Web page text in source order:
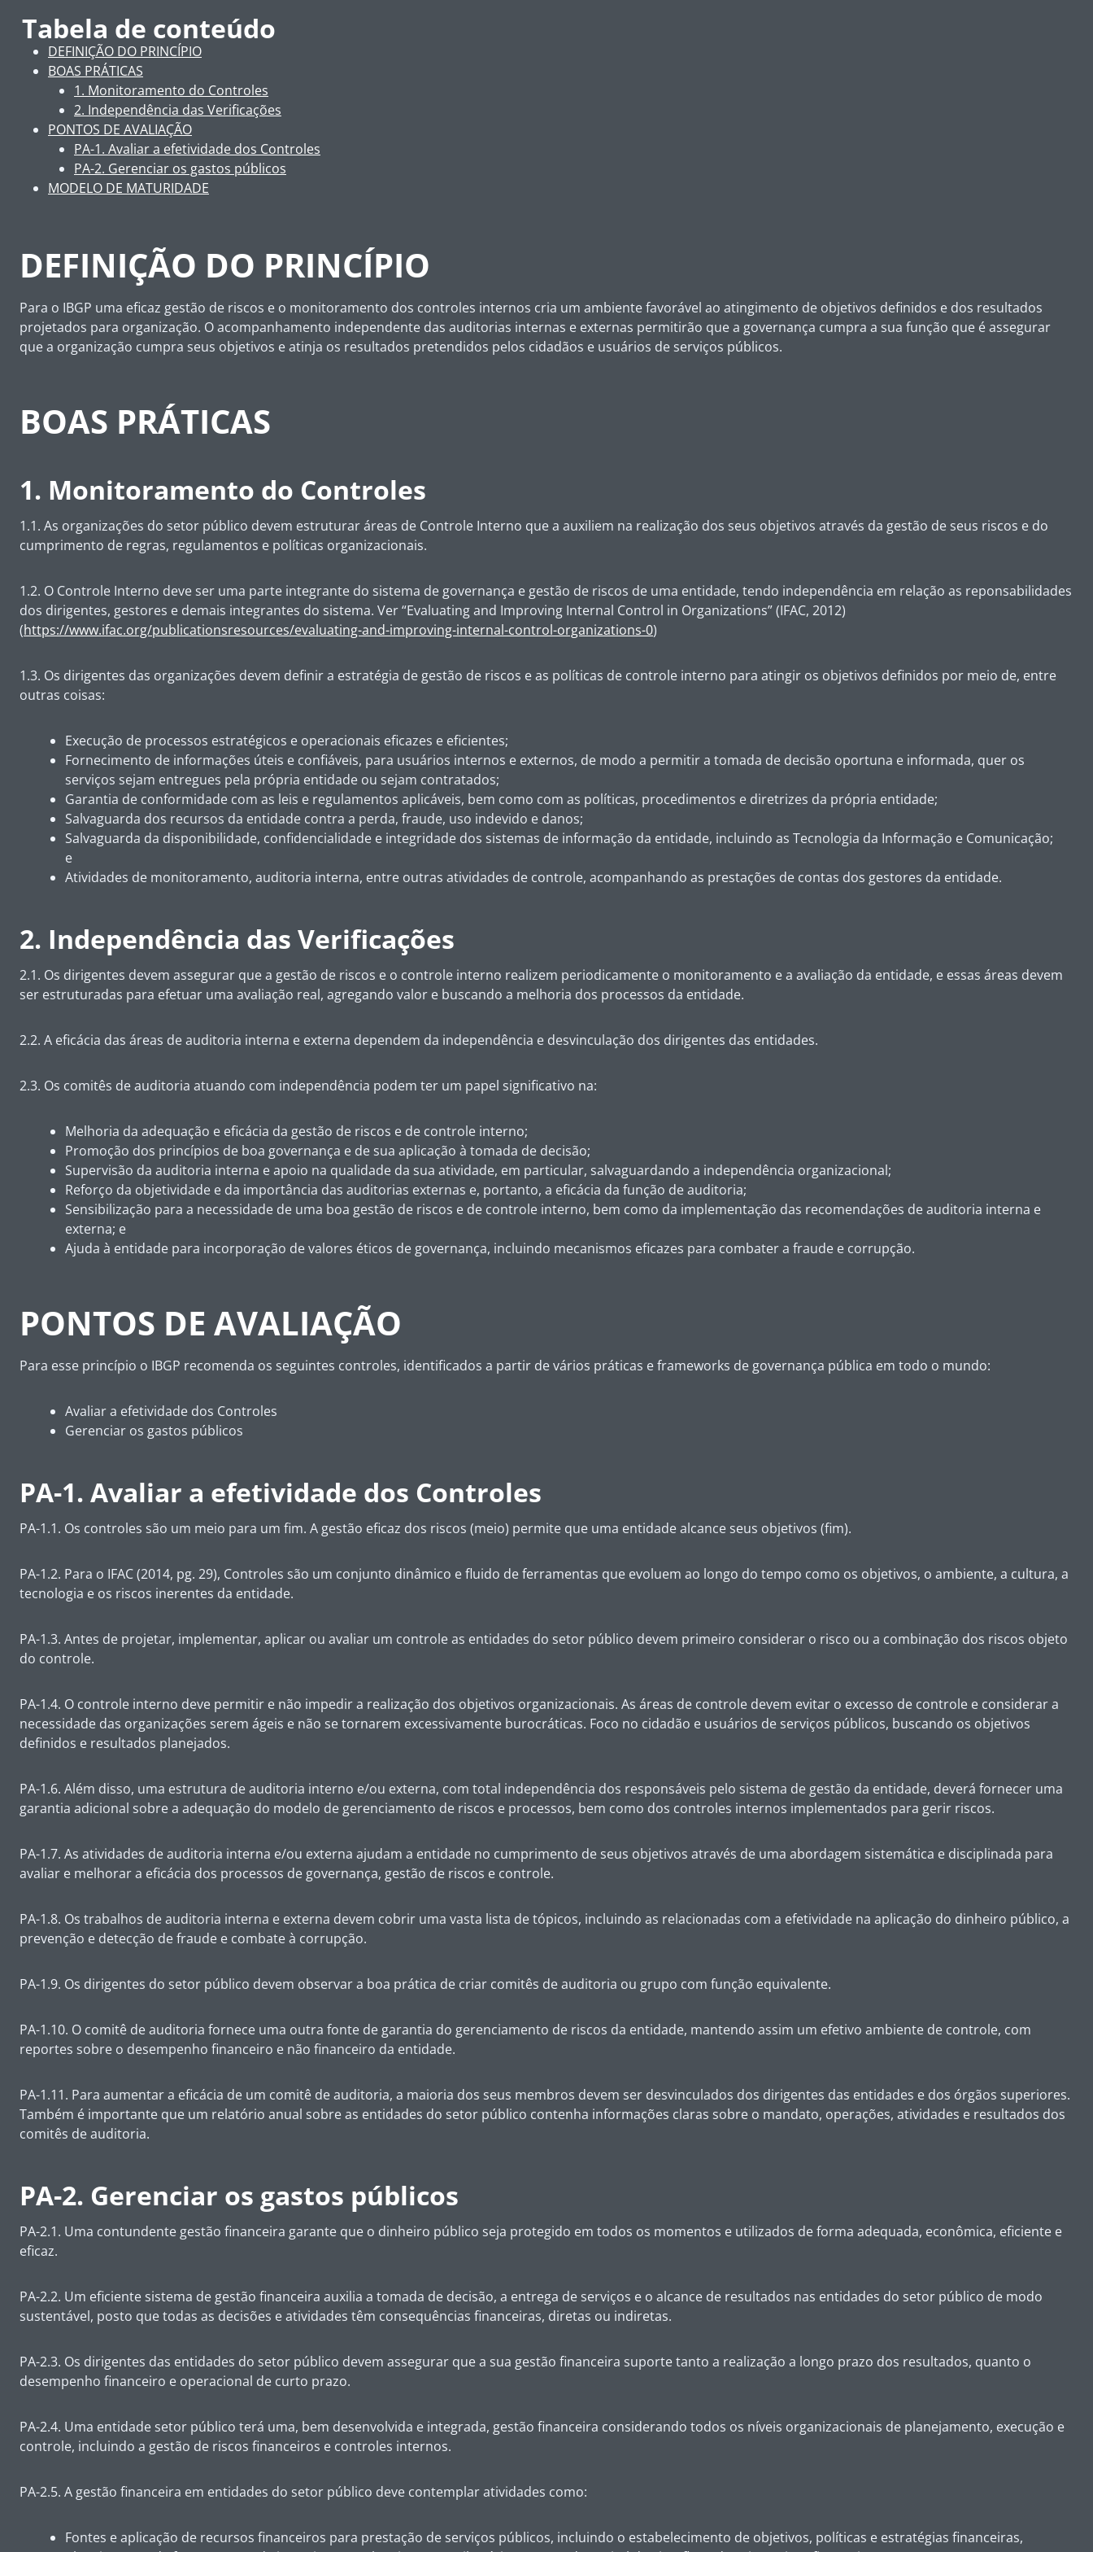
Tabela de conteúdo
DEFINIÇÃO DO PRINCÍPIO
BOAS PRÁTICAS
1. Monitoramento do Controles
2. Independência das Verificações
PONTOS DE AVALIAÇÃO
PA-1. Avaliar a efetividade dos Controles
PA-2. Gerenciar os gastos públicos
MODELO DE MATURIDADE
DEFINIÇÃO DO PRINCÍPIO
Para o IBGP uma eficaz gestão de riscos e o monitoramento dos controles internos cria um ambiente favorável ao atingimento de objetivos definidos e dos resultados
projetados para organização. O acompanhamento independente das auditorias internas e externas permitirão que a governança cumpra a sua função que é assegurar
que a organização cumpra seus objetivos e atinja os resultados pretendidos pelos cidadãos e usuários de serviços públicos.
BOAS PRÁTICAS
1. Monitoramento do Controles
1.1. As organizações do setor público devem estruturar áreas de Controle Interno que a auxiliem na realização dos seus objetivos através da gestão de seus riscos e do
cumprimento de regras, regulamentos e políticas organizacionais.
1.2. O Controle Interno deve ser uma parte integrante do sistema de governança e gestão de riscos de uma entidade, tendo independência em relação as reponsabilidades
dos dirigentes, gestores e demais integrantes do sistema. Ver “Evaluating and Improving Internal Control in Organizations” (IFAC, 2012)
(https://www.ifac.org/publicationsresources/evaluating-and-improving-internal-control-organizations-0)
1.3. Os dirigentes das organizações devem definir a estratégia de gestão de riscos e as políticas de controle interno para atingir os objetivos definidos por meio de, entre
outras coisas:
Execução de processos estratégicos e operacionais eficazes e eficientes;
Fornecimento de informações úteis e confiáveis, para usuários internos e externos, de modo a permitir a tomada de decisão oportuna e informada, quer os
serviços sejam entregues pela própria entidade ou sejam contratados;
Garantia de conformidade com as leis e regulamentos aplicáveis, bem como com as políticas, procedimentos e diretrizes da própria entidade;
Salvaguarda dos recursos da entidade contra a perda, fraude, uso indevido e danos;
Salvaguarda da disponibilidade, confidencialidade e integridade dos sistemas de informação da entidade, incluindo as Tecnologia da Informação e Comunicação;
e
Atividades de monitoramento, auditoria interna, entre outras atividades de controle, acompanhando as prestações de contas dos gestores da entidade.
2. Independência das Verificações
2.1. Os dirigentes devem assegurar que a gestão de riscos e o controle interno realizem periodicamente o monitoramento e a avaliação da entidade, e essas áreas devem
ser estruturadas para efetuar uma avaliação real, agregando valor e buscando a melhoria dos processos da entidade.
2.2. A eficácia das áreas de auditoria interna e externa dependem da independência e desvinculação dos dirigentes das entidades.
2.3. Os comitês de auditoria atuando com independência podem ter um papel significativo na:
Melhoria da adequação e eficácia da gestão de riscos e de controle interno;
Promoção dos princípios de boa governança e de sua aplicação à tomada de decisão;
Supervisão da auditoria interna e apoio na qualidade da sua atividade, em particular, salvaguardando a independência organizacional;
Reforço da objetividade e da importância das auditorias externas e, portanto, a eficácia da função de auditoria;
Sensibilização para a necessidade de uma boa gestão de riscos e de controle interno, bem como da implementação das recomendações de auditoria interna e
externa; e
Ajuda à entidade para incorporação de valores éticos de governança, incluindo mecanismos eficazes para combater a fraude e corrupção.
PONTOS DE AVALIAÇÃO
Para esse princípio o IBGP recomenda os seguintes controles, identificados a partir de vários práticas e frameworks de governança pública em todo o mundo:
Avaliar a efetividade dos Controles
Gerenciar os gastos públicos
PA-1. Avaliar a efetividade dos Controles
PA-1.1. Os controles são um meio para um fim. A gestão eficaz dos riscos (meio) permite que uma entidade alcance seus objetivos (fim).
PA-1.2. Para o IFAC (2014, pg. 29), Controles são um conjunto dinâmico e fluido de ferramentas que evoluem ao longo do tempo como os objetivos, o ambiente, a cultura, a
tecnologia e os riscos inerentes da entidade.
PA-1.3. Antes de projetar, implementar, aplicar ou avaliar um controle as entidades do setor público devem primeiro considerar o risco ou a combinação dos riscos objeto
do controle.
PA-1.4. O controle interno deve permitir e não impedir a realização dos objetivos organizacionais. As áreas de controle devem evitar o excesso de controle e considerar a
necessidade das organizações serem ágeis e não se tornarem excessivamente burocráticas. Foco no cidadão e usuários de serviços públicos, buscando os objetivos
definidos e resultados planejados.
PA-1.6. Além disso, uma estrutura de auditoria interno e/ou externa, com total independência dos responsáveis pelo sistema de gestão da entidade, deverá fornecer uma
garantia adicional sobre a adequação do modelo de gerenciamento de riscos e processos, bem como dos controles internos implementados para gerir riscos.
PA-1.7. As atividades de auditoria interna e/ou externa ajudam a entidade no cumprimento de seus objetivos através de uma abordagem sistemática e disciplinada para
avaliar e melhorar a eficácia dos processos de governança, gestão de riscos e controle.
PA-1.8. Os trabalhos de auditoria interna e externa devem cobrir uma vasta lista de tópicos, incluindo as relacionadas com a efetividade na aplicação do dinheiro público, a
prevenção e detecção de fraude e combate à corrupção.
PA-1.9. Os dirigentes do setor público devem observar a boa prática de criar comitês de auditoria ou grupo com função equivalente.
PA-1.10. O comitê de auditoria fornece uma outra fonte de garantia do gerenciamento de riscos da entidade, mantendo assim um efetivo ambiente de controle, com
reportes sobre o desempenho financeiro e não financeiro da entidade.
PA-1.11. Para aumentar a eficácia de um comitê de auditoria, a maioria dos seus membros devem ser desvinculados dos dirigentes das entidades e dos órgãos superiores.
Também é importante que um relatório anual sobre as entidades do setor público contenha informações claras sobre o mandato, operações, atividades e resultados dos
comitês de auditoria.
PA-2. Gerenciar os gastos públicos
PA-2.1. Uma contundente gestão financeira garante que o dinheiro público seja protegido em todos os momentos e utilizados de forma adequada, econômica, eficiente e
eficaz.
PA-2.2. Um eficiente sistema de gestão financeira auxilia a tomada de decisão, a entrega de serviços e o alcance de resultados nas entidades do setor público de modo
sustentável, posto que todas as decisões e atividades têm consequências financeiras, diretas ou indiretas.
PA-2.3. Os dirigentes das entidades do setor público devem assegurar que a sua gestão financeira suporte tanto a realização a longo prazo dos resultados, quanto o
desempenho financeiro e operacional de curto prazo.
PA-2.4. Uma entidade setor público terá uma, bem desenvolvida e integrada, gestão financeira considerando todos os níveis organizacionais de planejamento, execução e
controle, incluindo a gestão de riscos financeiros e controles internos.
PA-2.5. A gestão financeira em entidades do setor público deve contemplar atividades como:
Fontes e aplicação de recursos financeiros para prestação de serviços públicos, incluindo o estabelecimento de objetivos, políticas e estratégias financeiras,